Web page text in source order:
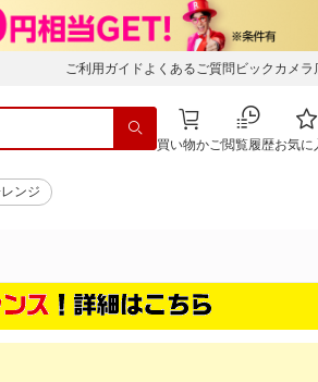
ご利用ガイド よくあるご質問 ビックカメラ
買い物かご閲覧履歴お気に
ンジ